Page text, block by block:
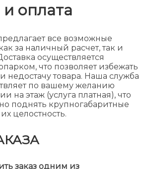
оплата
все возможные
за наличный расчет, так и
осуществляется
что позволяет избежать
товара. Наша служба
по вашему желанию
на этаж (услуга платная), что
поднять крупногабаритные
целостность.
заказ одним из